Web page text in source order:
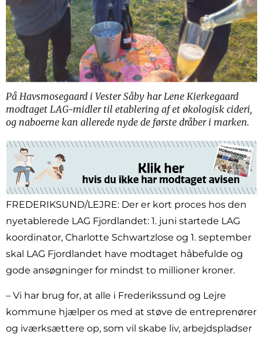
På Havsmosegaard i Vester Såby har Lene Kierkegaard
modtaget LAG-midler til etablering af et økologisk cideri,
og naboerne kan allerede nyde de første dråber i marken.
FREDERIKSUND/LEJRE: Der er kort proces hos den
nyetablerede LAG Fjordlandet: 1. juni startede LAG
koordinator, Charlotte Schwartzlose og 1. september
skal LAG Fjordlandet have modtaget håbefulde og
gode ansøgninger for mindst to millioner kroner.
– Vi har brug for, at alle i Frederikssund og Lejre
kommune hjælper os med at støve de entreprenører
og iværksættere op, som vil skabe liv, arbejdspladser